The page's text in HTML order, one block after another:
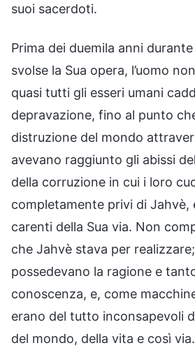
suoi sacerdoti.
Prima dei duemila anni
svolse la Sua opera, l’uomo
quasi tutti gli esseri umani
depravazione, fino al punto
distruzione del mondo
avevano raggiunto gli abissi
della corruzione in cui i loro
completamente privi di Jahvè,
carenti della Sua via. Non
che Jahvè stava per
possedevano la ragione e
conoscenza, e, come
erano del tutto inconsapevoli
del mondo, della vita e così